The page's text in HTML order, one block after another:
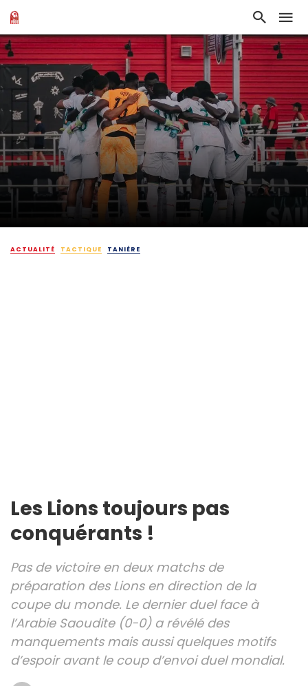
ACTUALITÉ TACTIQUE TANIÈRE
Les Lions toujours pas
conquérants !
Pas de victoire en deux matchs de
préparation des Lions en direction de la
coupe du monde. Le dernier duel face à
l’Arabie Saoudite (0-0) a révélé des
manquements mais aussi quelques motifs
d’espoir avant le coup d’envoi duel mondial.